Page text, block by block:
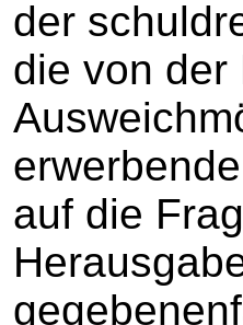
der
die von der
auf die